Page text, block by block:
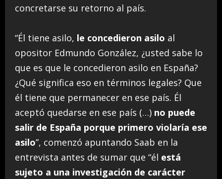
concretarse su retorno al país.
“Él tiene asilo, le concedieron asilo al
opositor Edmundo González, ¿usted sabe lo
que es que le concedieron asilo en España?
¿Qué significa eso en términos legales? Que
él tiene que permanecer en ese país. Él
aceptó quedarse en ese país (…) no puede
salir de España porque primero violaría ese
asilo”, comenzó apuntando Saab en la
entrevista antes de sumar que “él está
sujeto a una investigación de carácter